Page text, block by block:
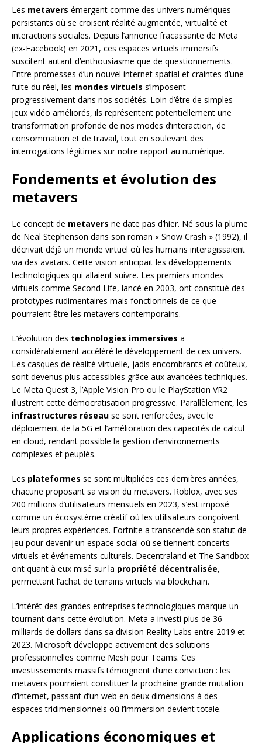
Les metavers émergent comme des univers numériques
persistants où se croisent réalité augmentée, virtualité et
interactions sociales. Depuis l’annonce fracassante de Meta
(ex-Facebook) en 2021, ces espaces virtuels immersifs
suscitent autant d’enthousiasme que de questionnements.
Entre promesses d’un nouvel internet spatial et craintes d’une
fuite du réel, les mondes virtuels s’imposent
progressivement dans nos sociétés. Loin d’être de simples
jeux vidéo améliorés, ils représentent potentiellement une
transformation profonde de nos modes d’interaction, de
consommation et de travail, tout en soulevant des
interrogations légitimes sur notre rapport au numérique.
Fondements et évolution des
metavers
Le concept de metavers ne date pas d’hier. Né sous la plume
de Neal Stephenson dans son roman « Snow Crash » (1992), il
décrivait déjà un monde virtuel où les humains interagissaient
via des avatars. Cette vision anticipait les développements
technologiques qui allaient suivre. Les premiers mondes
virtuels comme Second Life, lancé en 2003, ont constitué des
prototypes rudimentaires mais fonctionnels de ce que
pourraient être les metavers contemporains.
L’évolution des technologies immersives a
considérablement accéléré le développement de ces univers.
Les casques de réalité virtuelle, jadis encombrants et coûteux,
sont devenus plus accessibles grâce aux avancées techniques.
Le Meta Quest 3, l’Apple Vision Pro ou le PlayStation VR2
illustrent cette démocratisation progressive. Parallèlement, les
infrastructures réseau se sont renforcées, avec le
déploiement de la 5G et l’amélioration des capacités de calcul
en cloud, rendant possible la gestion d’environnements
complexes et peuplés.
Les plateformes se sont multipliées ces dernières années,
chacune proposant sa vision du metavers. Roblox, avec ses
200 millions d’utilisateurs mensuels en 2023, s’est imposé
comme un écosystème créatif où les utilisateurs conçoivent
leurs propres expériences. Fortnite a transcendé son statut de
jeu pour devenir un espace social où se tiennent concerts
virtuels et événements culturels. Decentraland et The Sandbox
ont quant à eux misé sur la propriété décentralisée,
permettant l’achat de terrains virtuels via blockchain.
L’intérêt des grandes entreprises technologiques marque un
tournant dans cette évolution. Meta a investi plus de 36
milliards de dollars dans sa division Reality Labs entre 2019 et
2023. Microsoft développe activement des solutions
professionnelles comme Mesh pour Teams. Ces
investissements massifs témoignent d’une conviction : les
metavers pourraient constituer la prochaine grande mutation
d’internet, passant d’un web en deux dimensions à des
espaces tridimensionnels où l’immersion devient totale.
Applications économiques et